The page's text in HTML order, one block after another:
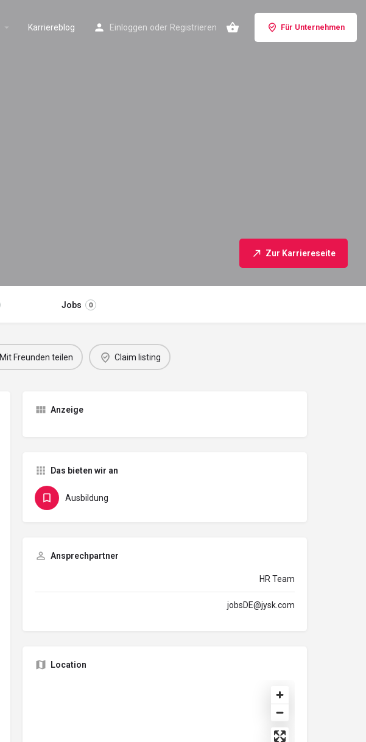
Karriereblog Einloggen oder Registrieren Für Unternehmen
Zur Karriereseite
Jobs 0
Mit Freunden teilen Claim listing
Anzeige
Das bieten wir an
Ausbildung
Ansprechpartner
HR Team
jobsDE@jysk.com
Location